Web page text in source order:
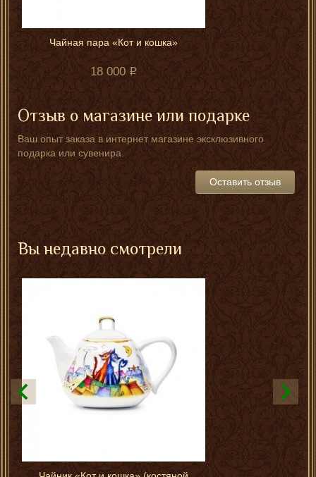
Чайная пара «Кот и кошка»
18 000
Отзыв о магазине или подарке
Ваш опыт заказа в интернет магазине эксклюзивного
подарка или сувенира.
Оставить отзыв
Вы недавно смотрели